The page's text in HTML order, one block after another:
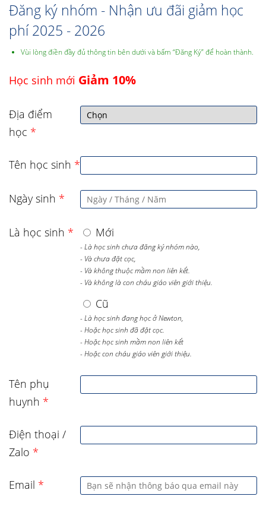
Đăng ký nhóm - Nhận ưu đãi giảm học
phí 2025 - 2026
Vùi lòng điền đầy đủ thông tin bên dưới và bấm “Đăng Ký” để hoàn thành.
Học sinh mới Giảm 10%
Địa điểm
học *
Tên học sinh *
Ngày sinh *
Là học sinh * Mới
- Là học sinh chưa đăng ký nhóm nào,
- Và chưa đặt cọc,
- Và không thuộc mầm non liên kết.
- Và không là con cháu giáo viên giới thiệu.
Cũ
- Là học sinh đang học ở Newton,
- Hoặc học sinh đã đặt cọc.
- Hoặc học sinh mầm non liên kết
- Hoặc con cháu giáo viên giới thiệu.
Tên phụ
huynh *
Điện thoại /
Zalo *
Email *